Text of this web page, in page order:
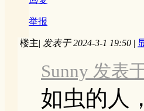
举报
楼主| 发表于 2024-3-1 19:50 |
Sunny 发表
如虫的人